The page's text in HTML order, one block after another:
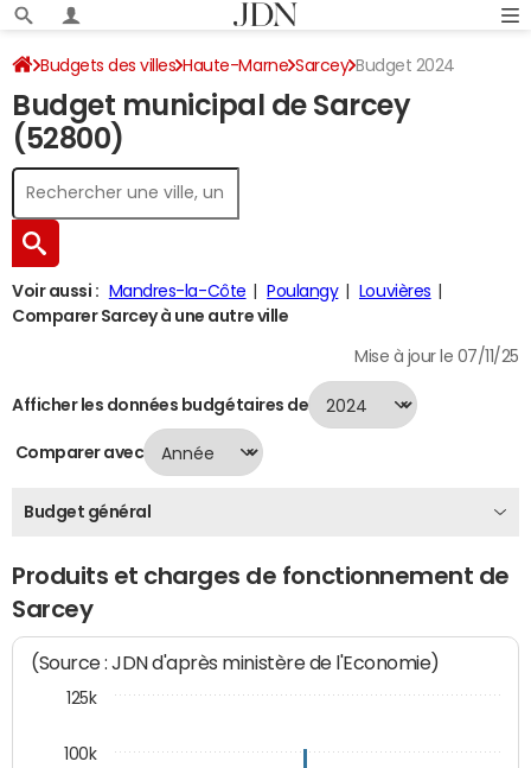
Budgets des villes Haute-Marne Sarcey Budget 2024
Budget municipal de Sarcey
(52800)
Voir aussi : Mandres-la-Côte Poulangy
Louvières
Comparer Sarcey à une autre ville
Mise à jour le 07/11/25
Afficher les données budgétaires de
Comparer avec
Budget général
Produits et charges de fonctionnement de
Sarcey
(Source : JDN d'après ministère de l'Economie)
100k
125k